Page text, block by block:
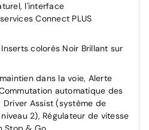
automatique
avec éclairage statique
l'interface
Connect PLUS
colorés Noir Brillant sur
dans la voie, Alerte
automatique des
Assist (système de
2), Régulateur de vitesse